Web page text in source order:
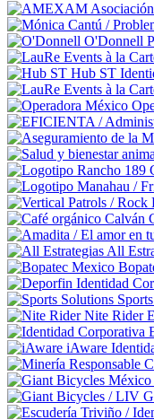
O'Donnell
Hub ST
All
Nite Rider
iAware